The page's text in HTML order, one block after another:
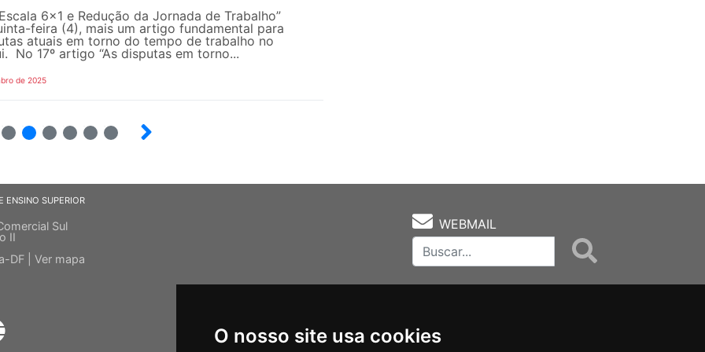
O nosso site usa cookies
6x1 e Redução da Jornada de Trabalho”
feira (4), mais um artigo fundamental para
atuais em torno do tempo de trabalho no
No 17º artigo “As disputas em torno...
de 2025
ENSINO SUPERIOR
Sul
II
DF | Ver mapa
WEBMAIL